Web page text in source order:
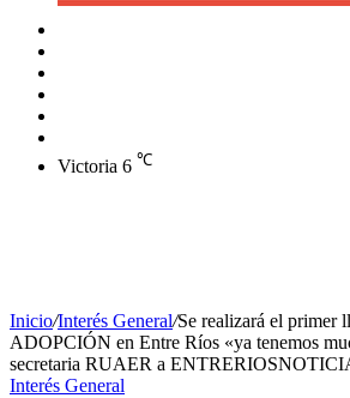
Victoria 6 ℃
Inicio/Interés General/Se realizará el primer
ADOPCIÓN en Entre Ríos «ya tenemos
secretaria RUAER a
Interés General